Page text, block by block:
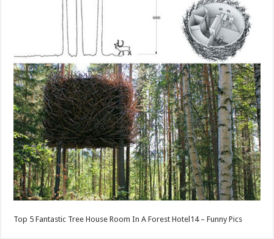
Top 5 Fantastic Tree House Room In A Forest Hotel14 – Funny Pics